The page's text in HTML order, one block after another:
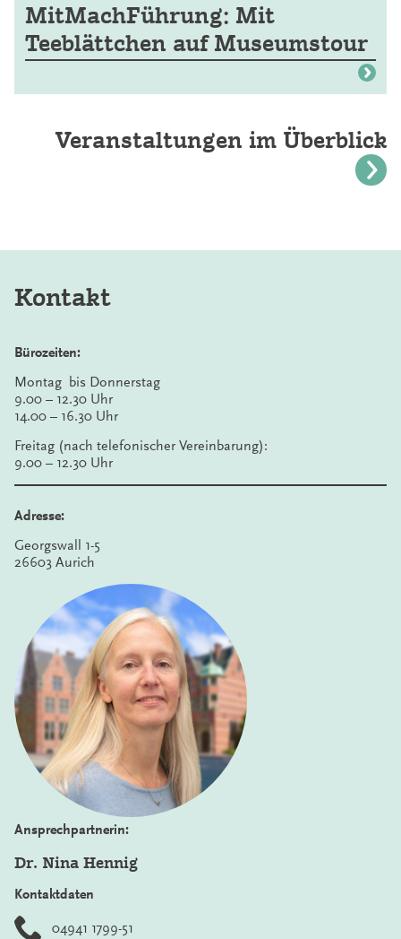
MitMachFührung: Mit
Teeblättchen auf Museumstour
Veranstaltungen im Überblick
Kontakt
Bürozeiten:
Montag bis Donnerstag
9.00 – 12.30 Uhr
14.00 – 16.30 Uhr
Freitag (nach telefonischer Vereinbarung):
9.00 – 12.30 Uhr
Adresse:
Georgswall 1-5
26603 Aurich
Ansprechpartnerin:
Dr. Nina Hennig
Kontaktdaten
04941 1799-51